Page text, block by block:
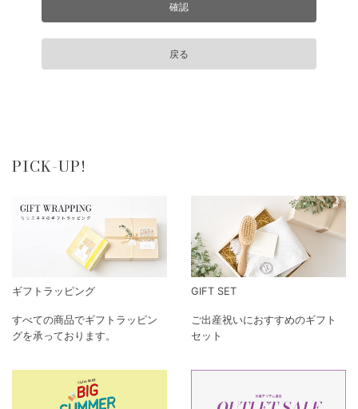
PICK-UP!
ギフトラッピング
すべての商品でギフトラッピン
グを承っております。
GIFT SET
ご出産祝いにおすすめのギフト
セット